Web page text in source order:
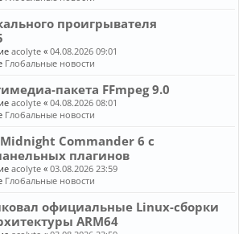
проигрывателя
acolyte «04.08.2026 09:01
Глобальные новости
пакета FFmpeg 9.0
acolyte «04.08.2026 08:01
Глобальные новости
Commander 6 c
плагинов
acolyte «03.08.2026 23:59
Глобальные новости
официальные Linux-сборки
ARM64